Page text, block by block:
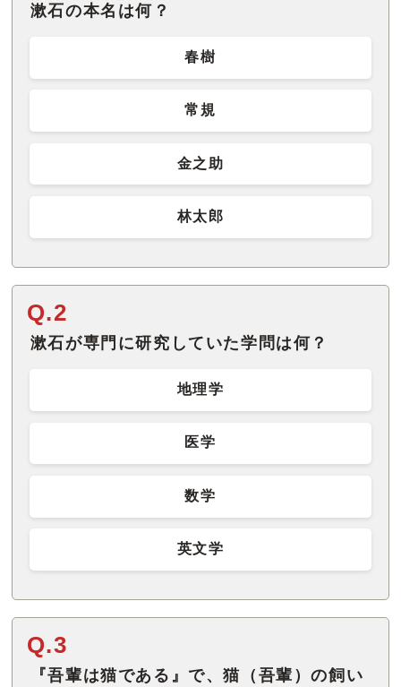
漱石の本名は何？
春樹
常規
金之助
林太郎
Q.2
漱石が専門に研究していた学問は何？
地理学
医学
数学
英文学
Q.3
『吾輩は猫である』で、猫（吾輩）の飼い